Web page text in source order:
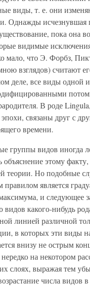
виды, т. е. они
Однажды исчезнувшая
пока она
видимые
мало, что Э. Форбз,
взглядов) считают
деле, все виды
В роде
связаны друг с
времени.
группы видов иногда
этому
теории. Но подобные
является
и следующее
какого-нибудь
линией различной
в которых эти виды
внизу не острым
на некотором
слоях, выражая тем
числа видов в